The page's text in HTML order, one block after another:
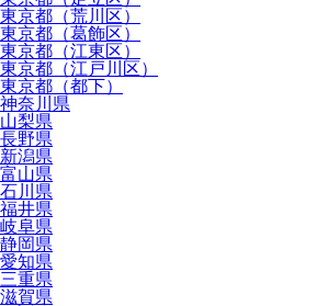
東京都（荒川区）
東京都（葛飾区）
東京都（江東区）
東京都（江戸川区）
東京都（都下）
神奈川県
山梨県
長野県
新潟県
富山県
石川県
福井県
岐阜県
静岡県
愛知県
三重県
滋賀県